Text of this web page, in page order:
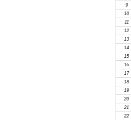
9
10
11
12
13
14
15
16
17
18
19
20
21
22